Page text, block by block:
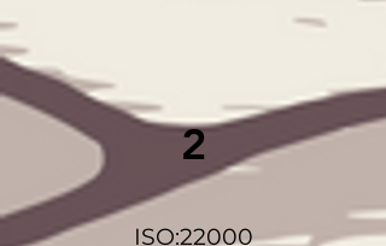
2
ISO:22000